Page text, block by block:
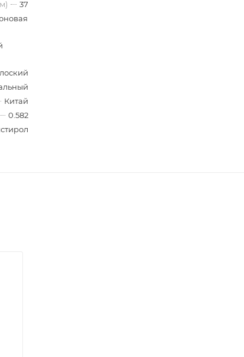
37
Китай
0.582